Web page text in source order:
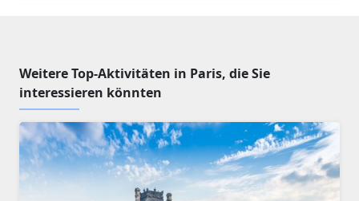
Weitere Top-Aktivitäten in Paris, die Sie
interessieren könnten